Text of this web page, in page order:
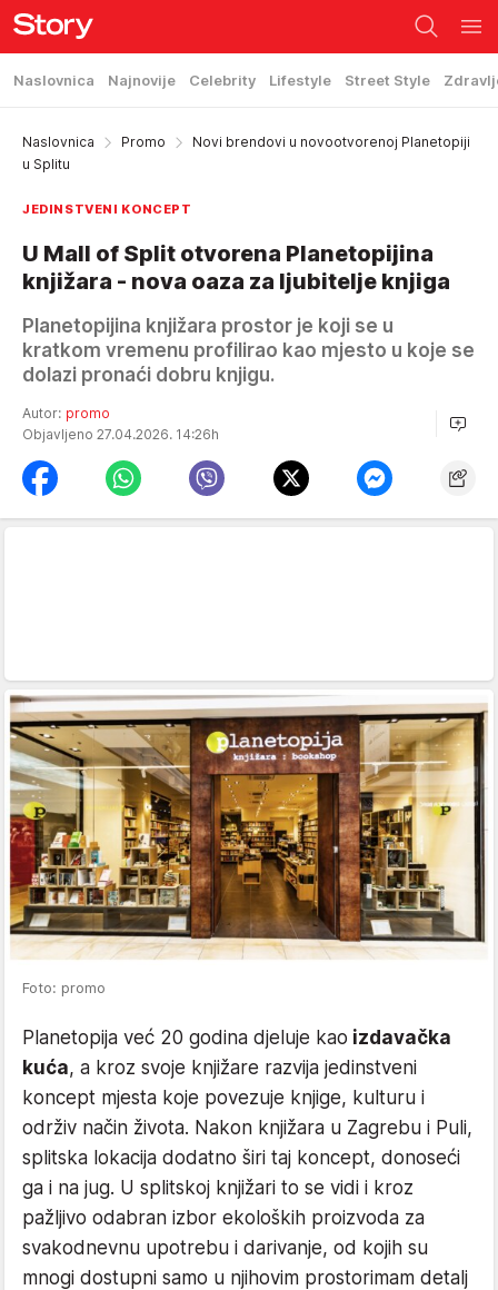
Naslovnica Najnovije Celebrity Lifestyle Street Style
Naslovnica Promo
Novi brendovi u novootvorenoj Planetopiji
u Splitu
JEDINSTVENI KONCEPT
U Mall of Split otvorena Planetopijina
knjižara - nova oaza za ljubitelje knjiga
Planetopijina knjižara prostor je koji se u
kratkom vremenu profilirao kao mjesto u koje se
dolazi pronaći dobru knjigu.
Autor: promo
Objavljeno 27.04.2026. 14:26h
Foto: promo
Planetopija već 20 godina djeluje kao izdavačka
kuća, a kroz svoje knjižare razvija jedinstveni
koncept mjesta koje povezuje knjige, kulturu i
održiv način života. Nakon knjižara u Zagrebu i Puli,
splitska lokacija dodatno širi taj koncept, donoseći
ga i na jug. U splitskoj knjižari to se vidi i kroz
pažljivo odabran izbor ekoloških proizvoda za
svakodnevnu upotrebu i darivanje, od kojih su
mnogi dostupni samo u njihovim prostorimam detalj